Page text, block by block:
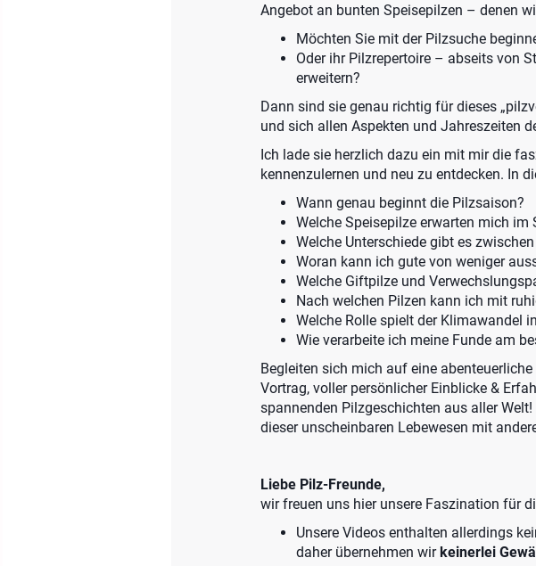
Angebot an bunten Speisepilzen – denen
Möchten Sie mit der Pilzsuche
Oder ihr Pilzrepertoire – abseits von
erweitern?
Dann sind sie genau richtig für dieses
und sich allen Aspekten und Jahreszeiten
Ich lade sie herzlich dazu ein mit mir die
kennenzulernen und neu zu entdecken. In
Wann genau beginnt die Pilzsaison?
Welche Speisepilze erwarten mich im
Welche Unterschiede gibt es
Woran kann ich gute von weniger
Welche Giftpilze und
Nach welchen Pilzen kann ich mit
Welche Rolle spielt der Klimawandel
Wie verarbeite ich meine Funde am
Begleiten sich mich auf eine
Vortrag, voller persönlicher Einblicke &
spannenden Pilzgeschichten aus aller
dieser unscheinbaren Lebewesen mit
Liebe Pilz-Freunde,
wir freuen uns hier unsere Faszination für
Unsere Videos enthalten allerdings
daher übernehmen wirkeinerlei